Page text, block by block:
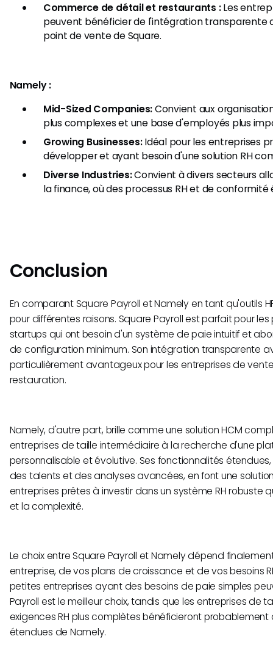
Commerce de détail et restaurants :Les
peuvent bénéficier de l'intégration transparente
point de vente de Square.
Namely :
Mid-Sized Companies:Convient aux
plus complexes et une base d'employés plus
Growing Businesses:Idéal pour les entreprises
développer et ayant besoin d'une solution RH
Diverse Industries:Convient à divers secteurs
la finance, où des processus RH et de
Conclusion
En comparant Square Payroll et Namely en tant qu'outils
pour différentes raisons. Square Payroll est parfait pour
startups qui ont besoin d'un système de paie intuitif et
de configuration minimum. Son intégration transparente
particulièrement avantageux pour les entreprises de
restauration.
Namely, d'autre part, brille comme une solution HCM
entreprises de taille intermédiaire à la recherche d'une
personnalisable et évolutive. Ses fonctionnalités
des talents et des analyses avancées, en font une
entreprises prêtes à investir dans un système RH robuste
et la complexité.
Le choix entre Square Payroll et Namely dépend
entreprise, de vos plans de croissance et de vos besoins
petites entreprises ayant des besoins de paie simples
Payroll est le meilleur choix, tandis que les entreprises de
exigences RH plus complètes bénéficieront
étendues de Namely.